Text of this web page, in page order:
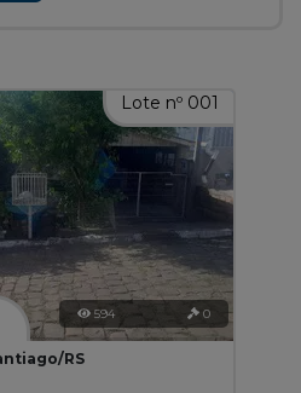
Lote nº 001
594 0
RS